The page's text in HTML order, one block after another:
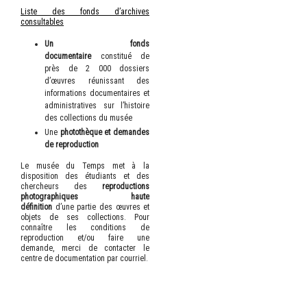
Liste des fonds d’archives
consultables
Un fonds
documentaire
constitué de
près de 2 000 dossiers
d’œuvres réunissant des
informations documentaires et
administratives sur l’histoire
des collections du musée
Une photothèque et demandes
de reproduction
Le musée du Temps met à la
disposition des étudiants et des
chercheurs desreproductions
photographiques haute
définition d’une partie des œuvres et
objets de ses collections. Pour
connaître les conditions de
reproduction et/ou faire une
demande, merci de contacter le
centre de documentation par courriel.